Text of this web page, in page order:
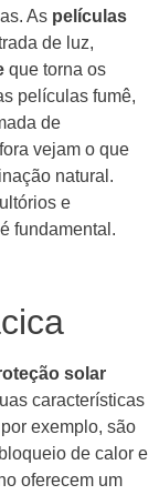
As películas
de luz,
que torna os
películas fumê,
de
vejam o que
natural.
e
fundamental.
solar
características
exemplo, são
de calor e
oferecem um